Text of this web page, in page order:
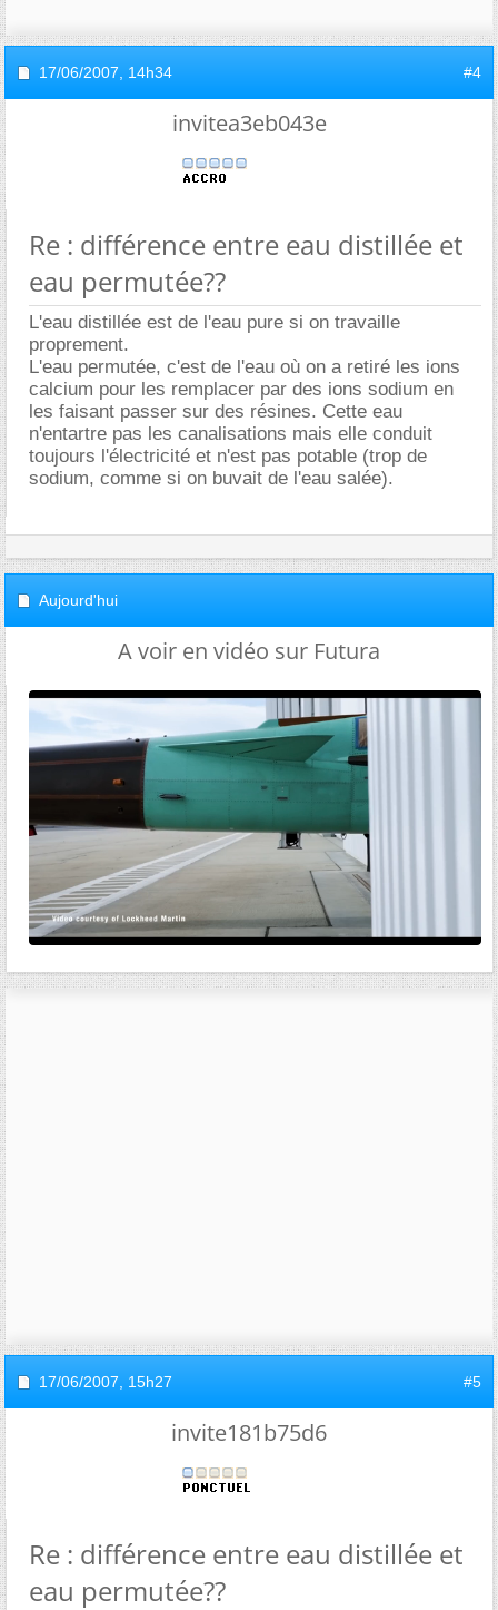
17/06/2007, 14h34 #4
invitea3eb043e
Re : différence entre eau distillée et
eau permutée??
L'eau distillée est de l'eau pure si on travaille
proprement.
L'eau permutée, c'est de l'eau où on a retiré les ions
calcium pour les remplacer par des ions sodium en
les faisant passer sur des résines. Cette eau
n'entartre pas les canalisations mais elle conduit
toujours l'électricité et n'est pas potable (trop de
sodium, comme si on buvait de l'eau salée).
Aujourd'hui
A voir en vidéo sur Futura
17/06/2007, 15h27 #5
invite181b75d6
Re : différence entre eau distillée et
eau permutée??